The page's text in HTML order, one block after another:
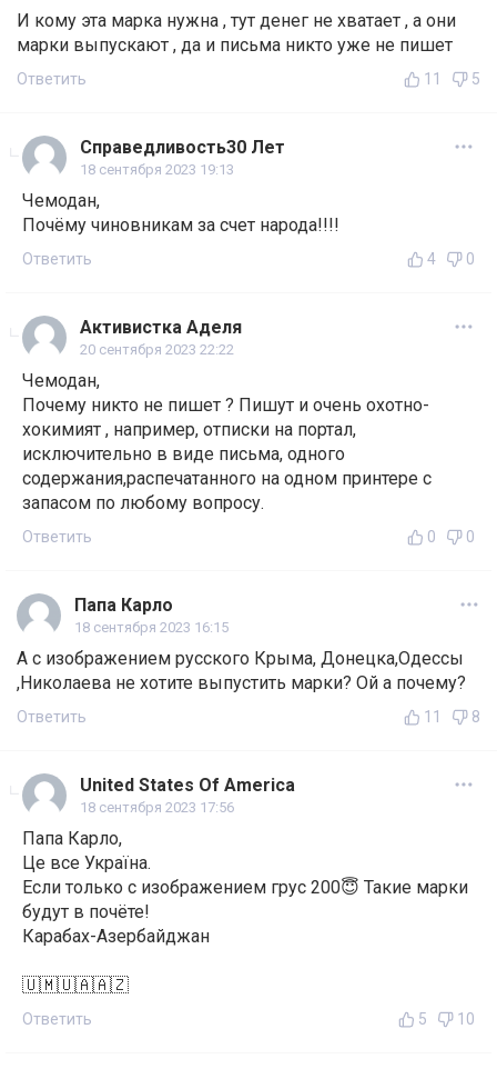
И кому эта марка нужна , тут денег не хватает , а они
марки выпускают , да и письма никто уже не пишет
Ответить 11 5
Справедливость30 Лет
18 сентября 2023 19:13
Чемодан,
Почёму чиновникам за счет народа!!!!
Ответить 4 0
Активистка Аделя
20 сентября 2023 22:22
Чемодан,
Почему никто не пишет ? Пишут и очень охотно-
хокимият , например, отписки на портал,
исключительно в виде письма, одного
содержания,распечатанного на одном принтере с
запасом по любому вопросу.
Ответить 0 0
Папа Карло
18 сентября 2023 16:15
А с изображением русского Крыма, Донецка,Одессы
,Николаева не хотите выпустить марки? Ой а почему?
Ответить 11 8
United States Of America
18 сентября 2023 17:56
Папа Карло,
Це все Україна.
Если только с изображением грус 200😇 Такие марки
будут в почёте!
Карабах-Азербайджан
🇺🇲🇺🇦🇦🇿
Ответить 5 10